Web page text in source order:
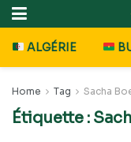
ALGÉRIE
Home Tag Sacha
Étiquette :